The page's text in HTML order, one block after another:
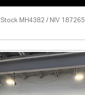
Stock MH4382 / NIV 187265